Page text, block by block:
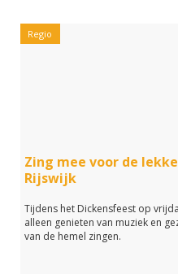
Regio
Zing mee voor de
Rijswijk
Tijdens het Dickensfeest op
alleen genieten van muziek en
van de hemel zingen.